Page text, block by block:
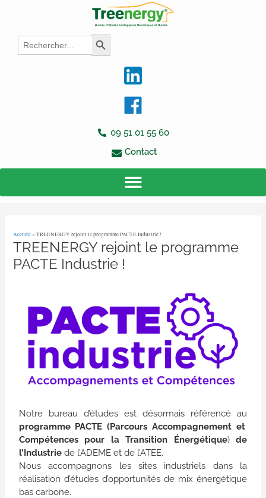
Search
for:
Search Button
09 51 01 55 60
Contact
Accueil » TREENERGY rejoint le programme PACTE Industrie !
TREENERGY rejoint le programme
PACTE Industrie !
Notre bureau d’études est désormais référencé au
programme PACTE (Parcours Accompagnement et
Compétences pour la Transition Énergétique)de
l’Industriede l’ADEME et de l’ATEE.
Nous accompagnons les sites industriels dans la
réalisation d’études d’opportunités de mix énergétique
bas carbone.